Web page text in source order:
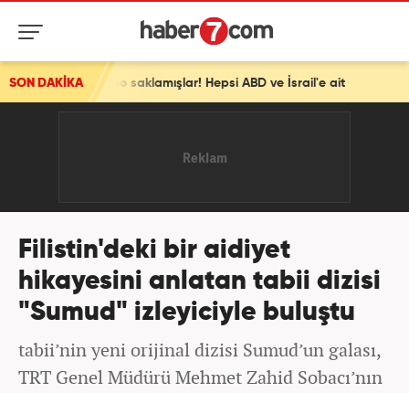
SON DAKİKAHepsi ABD ve İsrail'e ait
Filistin'deki bir aidiyet
hikayesini anlatan tabii dizisi
"Sumud" izleyiciyle buluştu
tabii’nin yeni orijinal dizisi Sumud’un galası,
TRT Genel Müdürü Mehmet Zahid Sobacı’nın